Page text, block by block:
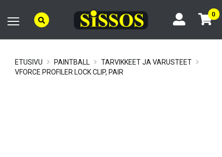
0
ETUSIVU PAINTBALL
TARVIKKEET JA VARUSTEET
VFORCE PROFILER LOCK CLIP, PAIR